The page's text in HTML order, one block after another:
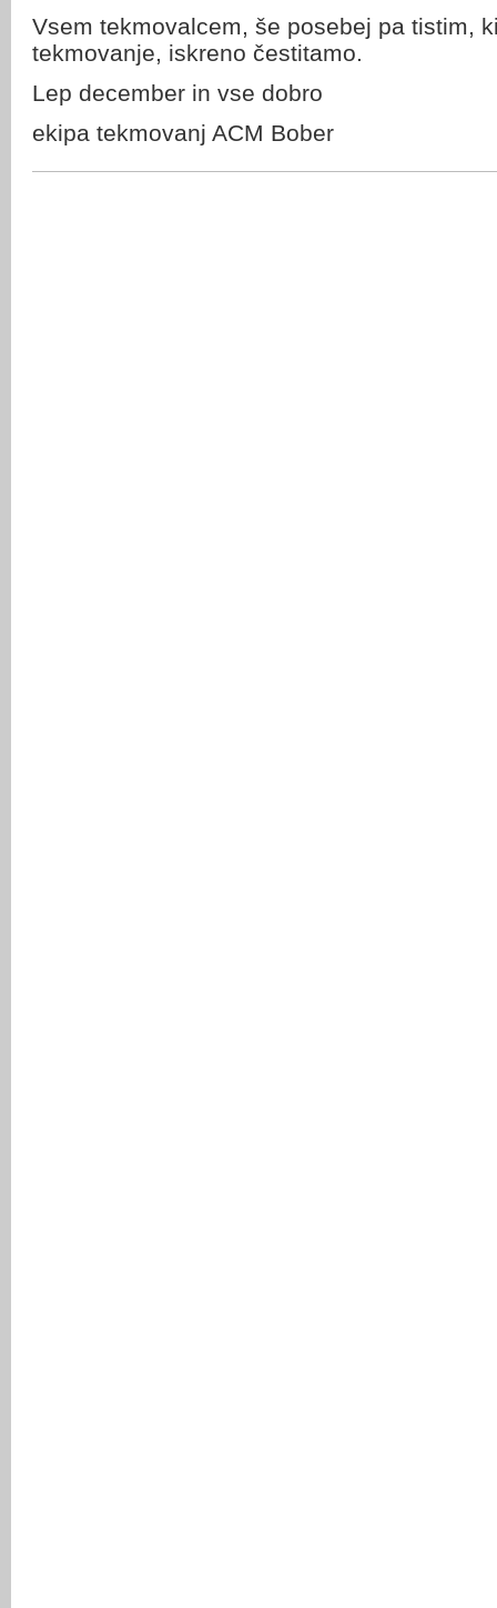
Vsem tekmovalcem, še posebej pa tistim,
tekmovanje, iskreno čestitamo.
Lep december in vse dobro
ekipa tekmovanj ACM Bober